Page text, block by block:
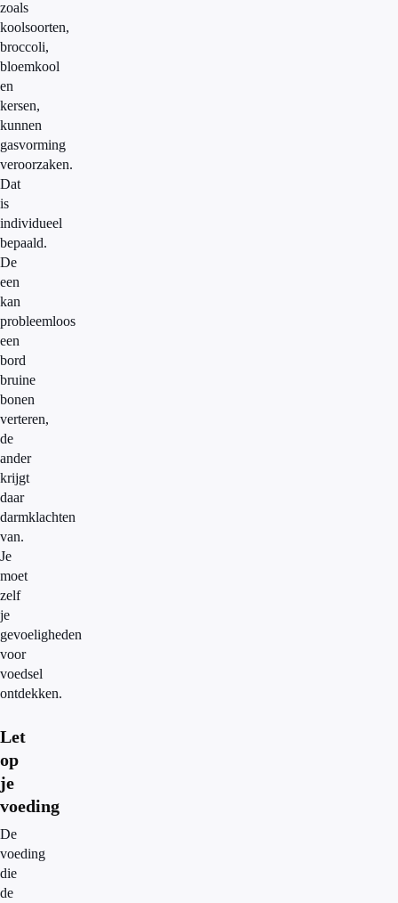
zoals
koolsoorten,
broccoli,
bloemkool
en
kersen,
kunnen
gasvorming
veroorzaken.
Dat
is
individueel
bepaald.
De
een
kan
probleemloos
een
bord
bruine
bonen
verteren,
de
ander
krijgt
daar
darmklachten
van.
Je
moet
zelf
je
gevoeligheden
voor
voedsel
ontdekken.
Let
op
je
voeding
De
voeding
die
de